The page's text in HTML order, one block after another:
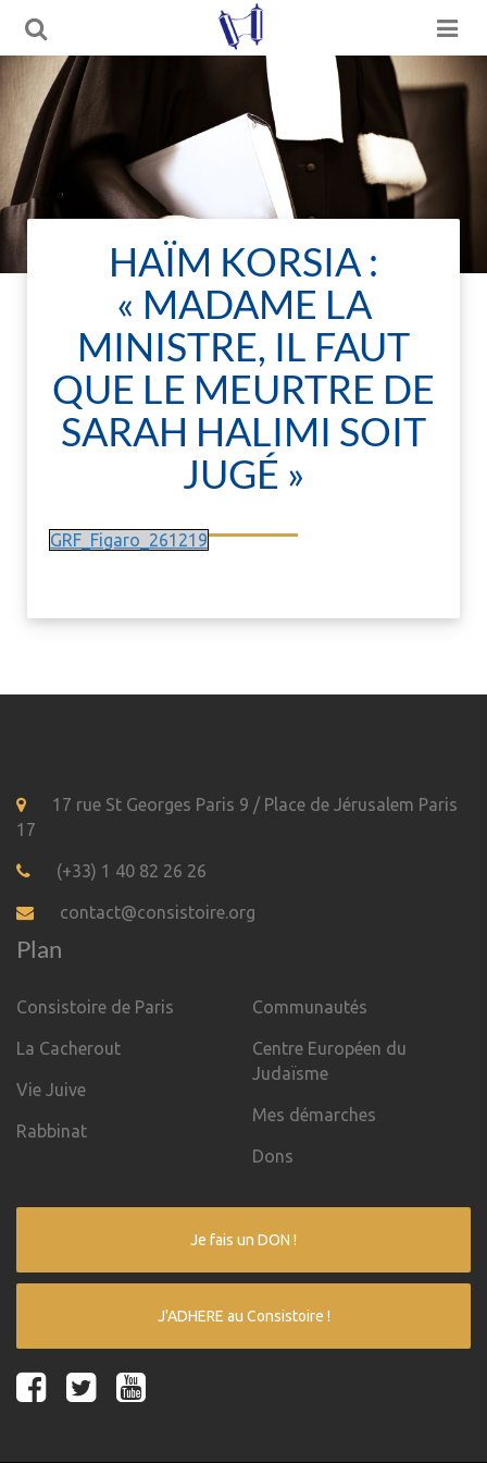
HAÏM KORSIA :
« MADAME LA
MINISTRE, IL FAUT
QUE LE MEURTRE DE
SARAH HALIMI SOIT
JUGÉ »
GRF_Figaro_261219
17 rue St Georges Paris 9 / Place de Jérusalem Paris
17
(+33) 1 40 82 26 26
contact@consistoire.org
Plan
Consistoire de Paris
La Cacherout
Vie Juive
Rabbinat
Communautés
Centre Européen du
Judaïsme
Mes démarches
Dons
Je fais un DON !
J'ADHERE au Consistoire !